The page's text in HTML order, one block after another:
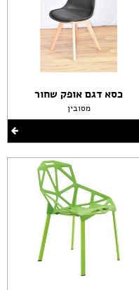
כסא דגם אופק שחור
מסובין